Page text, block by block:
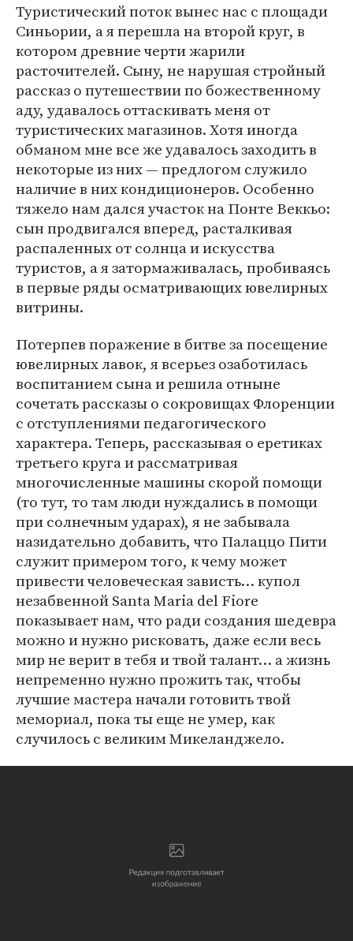
Туристический поток вынес нас с площади
Синьории, а я перешла на второй круг, в
котором древние черти жарили
расточителей. Сыну, не нарушая стройный
рассказ о путешествии по божественному
аду, удавалось оттаскивать меня от
туристических магазинов. Хотя иногда
обманом мне все же удавалось заходить в
некоторые из них — предлогом служило
наличие в них кондиционеров. Особенно
тяжело нам дался участок на Понте Веккьо:
сын продвигался вперед, расталкивая
распаленных от солнца и искусства
туристов, а я затормаживалась, пробиваясь
в первые ряды осматривающих ювелирных
витрины.
Потерпев поражение в битве за посещение
ювелирных лавок, я всерьез озаботилась
воспитанием сына и решила отныне
сочетать рассказы о сокровищах Флоренции
с отступлениями педагогического
характера. Теперь, рассказывая о еретиках
третьего круга и рассматривая
многочисленные машины скорой помощи
(то тут, то там люди нуждались в помощи
при солнечным ударах), я не забывала
назидательно добавить, что Палаццо Пити
служит примером того, к чему может
привести человеческая зависть… купол
незабвенной Santa Maria del Fiore
показывает нам, что ради создания шедевра
можно и нужно рисковать, даже если весь
мир не верит в тебя и твой талант… а жизнь
непременно нужно прожить так, чтобы
лучшие мастера начали готовить твой
мемориал, пока ты еще не умер, как
случилось с великим Микеланджело.